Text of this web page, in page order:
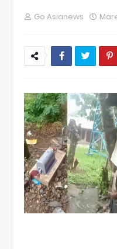
Go Asianews